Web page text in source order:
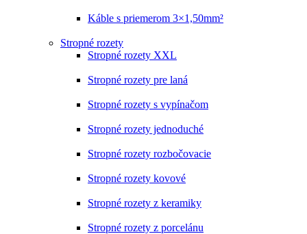
Káble s priemerom 3×1,50mm²
Stropné rozety
Stropné rozety XXL
Stropné rozety pre laná
Stropné rozety s vypínačom
Stropné rozety jednoduché
Stropné rozety rozbočovacie
Stropné rozety kovové
Stropné rozety z keramiky
Stropné rozety z porcelánu